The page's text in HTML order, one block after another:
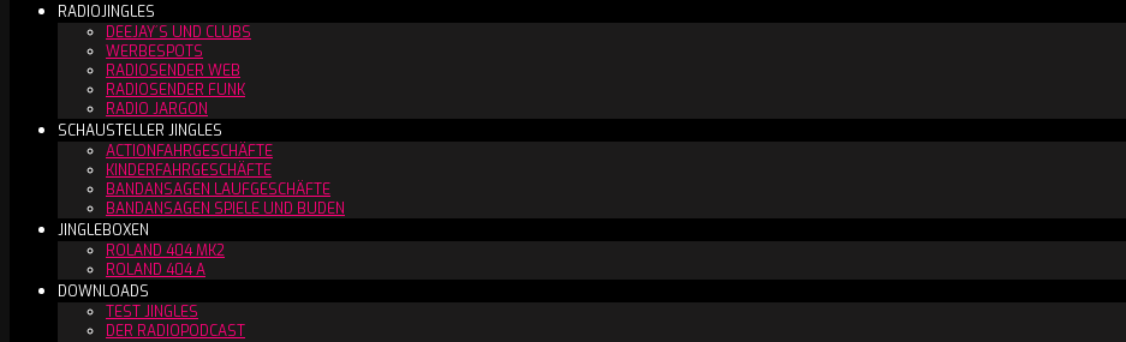
RADIOJINGLES
DEEJAY´S UND CLUBS
WERBESPOTS
RADIOSENDER WEB
RADIOSENDER FUNK
RADIO JARGON
SCHAUSTELLER JINGLES
ACTIONFAHRGESCHÄFTE
KINDERFAHRGESCHÄFTE
BANDANSAGEN LAUFGESCHÄFTE
BANDANSAGEN SPIELE UND BUDEN
JINGLEBOXEN
ROLAND 404 MK2
ROLAND 404 A
DOWNLOADS
TEST JINGLES
DER RADIOPODCAST